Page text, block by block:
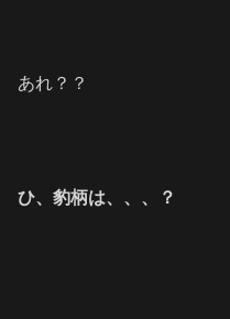
あれ？？
ひ、豹柄は、、、？